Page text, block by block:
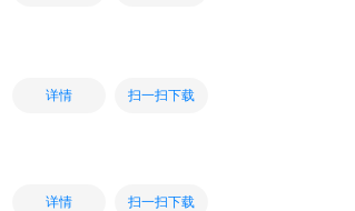
详情 扫一扫下载
详情 扫一扫下载